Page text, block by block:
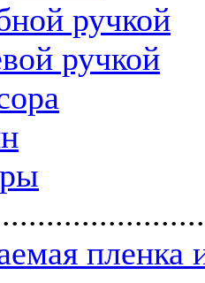
ручкой
ручкой
пленка